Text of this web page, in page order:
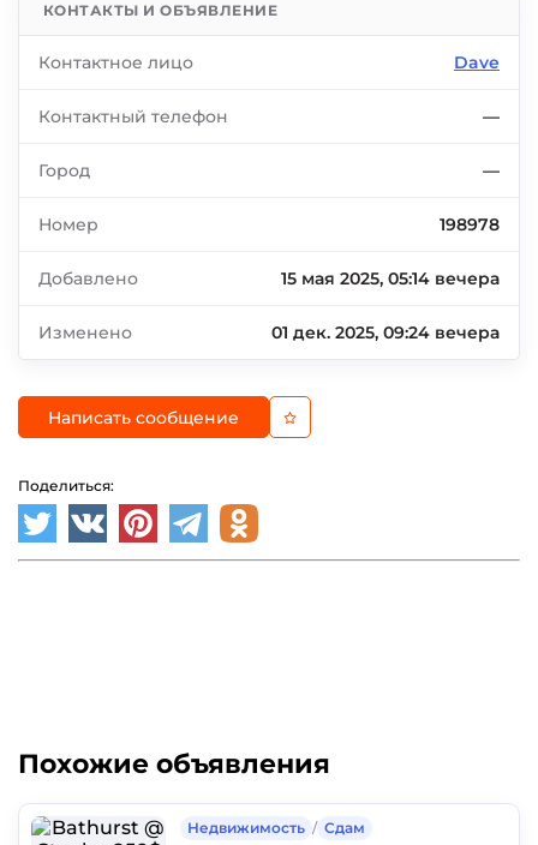
КОНТАКТЫ И ОБЪЯВЛЕНИЕ
Контактное лицо Dave
Контактный телефон —
Город —
Номер 198978
Добавлено 15 мая 2025, 05:14 вечера
Изменено 01 дек. 2025, 09:24 вечера
Написать сообщение
Поделиться:
Похожие объявления
Недвижимость / Сдам